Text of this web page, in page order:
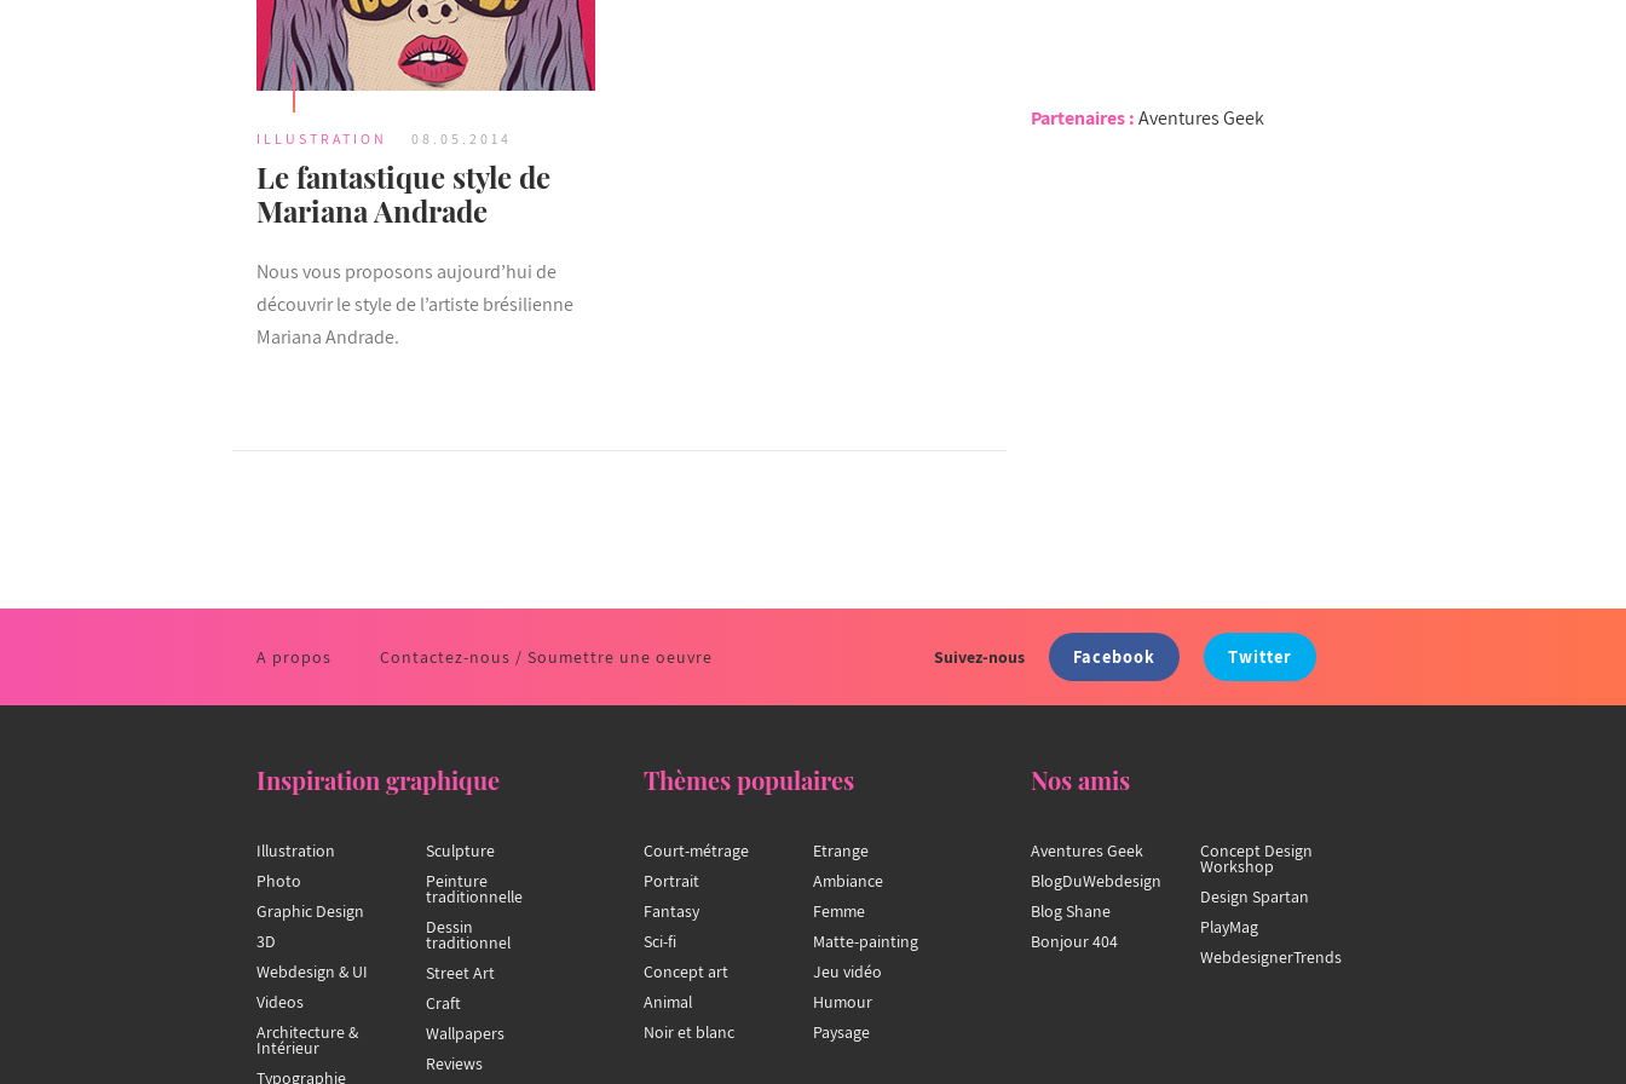
Partenaires :Aventures Geek
ILLUSTRATION 08.05.2014
Le fantastique style de
Mariana Andrade
Nous vous proposons aujourd’hui de
découvrir le style de l’artiste brésilienne
Mariana Andrade.
A propos Contactez-nous / Soumettre une oeuvre Suivez-nous Facebook Twitter
Inspiration graphique
Illustration
Photo
Graphic Design
3D
Webdesign & UI
Videos
Architecture &
Intérieur
Typographie
Sculpture
Peinture
traditionnelle
Dessin
traditionnel
Street Art
Craft
Wallpapers
Reviews
Thèmes populaires
Court-métrage
Portrait
Fantasy
Sci-fi
Concept art
Animal
Noir et blanc
Etrange
Ambiance
Femme
Matte-painting
Jeu vidéo
Humour
Paysage
Nos amis
Aventures Geek
BlogDuWebdesign
Blog Shane
Bonjour 404
Concept Design
Workshop
Design Spartan
PlayMag
WebdesignerTrends